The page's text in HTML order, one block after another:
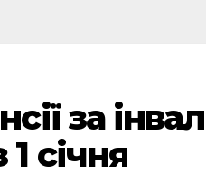
за
січня